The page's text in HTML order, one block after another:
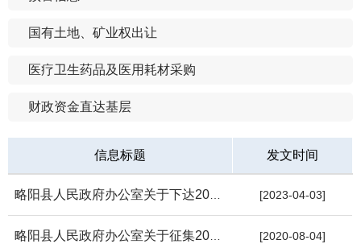
国有土地、矿业权出让
医疗卫生药品及医用耗材采购
财政资金直达基层
信息标题 发文时间
略阳县人民政府办公室关于下达2023年中央预算内投资和地方政府专... [2023-04-03]
略阳县人民政府办公室关于征集2021年地方政府专项债券项目的通知 [2020-08-04]